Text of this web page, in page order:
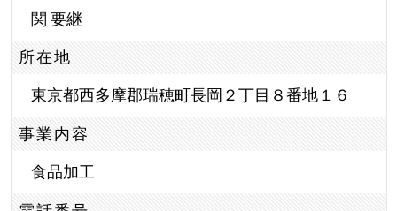
関 要継
所在地
東京都西多摩郡瑞穂町長岡２丁目８番地１６
事業内容
食品加工